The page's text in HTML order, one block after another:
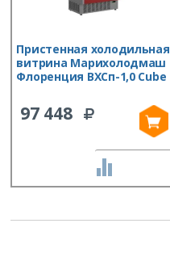
Пристенная холодильная
витрина Марихолодмаш
Флоренция ВХСп-1,0 Cube
97 448